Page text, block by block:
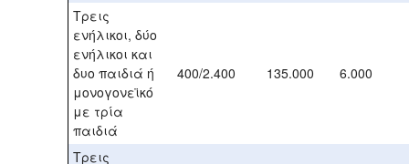
Τρεις
ενήλικοι, δύο
ενήλικοι και
δυο παιδιά ή
μονογονεϊκό
με τρία
παιδιά
400/2.400 135.000 6.000
Τρεις